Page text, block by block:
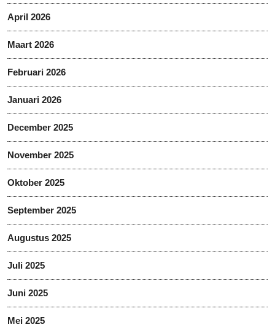
April 2026
Maart 2026
Februari 2026
Januari 2026
December 2025
November 2025
Oktober 2025
September 2025
Augustus 2025
Juli 2025
Juni 2025
Mei 2025